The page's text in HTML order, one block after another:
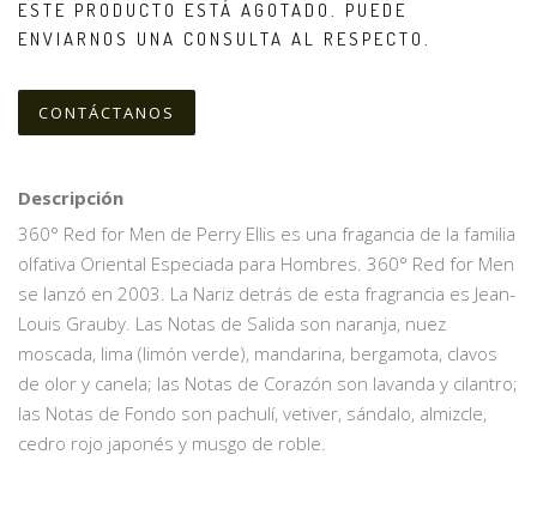
ESTE PRODUCTO ESTÁ AGOTADO. PUEDE
ENVIARNOS UNA CONSULTA AL RESPECTO.
CONTÁCTANOS
Descripción
360° Red for Men de Perry Ellis es una fragancia de la familia
olfativa Oriental Especiada para Hombres. 360° Red for Men
se lanzó en 2003. La Nariz detrás de esta fragrancia es Jean-
Louis Grauby. Las Notas de Salida son naranja, nuez
moscada, lima (limón verde), mandarina, bergamota, clavos
de olor y canela; las Notas de Corazón son lavanda y cilantro;
las Notas de Fondo son pachulí, vetiver, sándalo, almizcle,
cedro rojo japonés y musgo de roble.